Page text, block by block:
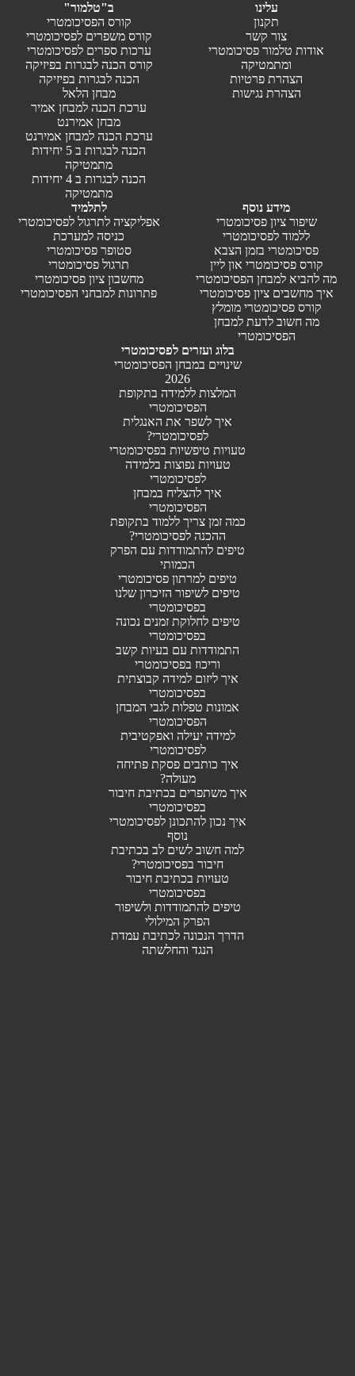
עלינו
תקנון
צור קשר
אודות טלמור פסיכומטרי
ומתמטיקה
הצהרת פרטיות
הצהרת נגישות
ב"טלמור"
קורס הפסיכומטרי
קורס משפרים לפסיכומטרי
ערכות ספרים לפסיכומטרי
קורס הכנה לבגרות בפיזיקה
הכנה לבגרות בפיזיקה
מבחן הלאל
ערכת הכנה למבחן אמיר
מבחן אמירנט
ערכת הכנה למבחן אמירנט
הכנה לבגרות ב 5 יחידות
מתמטיקה
הכנה לבגרות ב 4 יחידות
מתמטיקה
מידע נוסף
שיפור ציון פסיכומטרי
ללמוד לפסיכומטרי
פסיכומטרי בזמן הצבא
קורס פסיכומטרי און ליין
מה להביא למבחן הפסיכומטרי
איך מחשבים ציון פסיכומטרי
קורס פסיכומטרי מומלץ
מה חשוב לדעת למבחן
הפסיכומטרי
לתלמיד
אפליקציה לתרגול לפסיכומטרי
כניסה למערכת
סטופר פסיכומטרי
תרגול פסיכומטרי
מחשבון ציון פסיכומטרי
פתרונות למבחני הפסיכומטרי
בלוג ועזרים לפסיכומטרי
שינויים במבחן הפסיכומטרי
2026
המלצות ללמידה בתקופת
הפסיכומטרי
איך לשפר את האנגלית
לפסיכומטרי?
טעויות טיפשיות בפסיכומטרי
טעויות נפוצות בלמידה
לפסיכומטרי
איך להצליח במבחן
הפסיכומטרי
כמה זמן צריך ללמוד בתקופת
ההכנה לפסיכומטרי?
טיפים להתמודדות עם הפרק
הכמותי
טיפים למרתון פסיכומטרי
טיפים לשיפור הזיכרון שלנו
בפסיכומטרי
טיפים לחלוקת זמנים נכונה
בפסיכומטרי
התמודדות עם בעיות קשב
וריכוז בפסיכומטרי
איך ליזום למידה קבוצתית
בפסיכומטרי
אמונות טפלות לגבי המבחן
הפסיכומטרי
למידה יעילה ואפקטיבית
לפסיכומטרי
איך כותבים פסקת פתיחה
מעולה?
איך משתפרים בכתיבת חיבור
בפסיכומטרי
איך נכון להתכונן לפסיכומטרי
נוסף
למה חשוב לשים לב בכתיבת
חיבור בפסיכומטרי?
טעויות בכתיבת חיבור
בפסיכומטרי
טיפים להתמודדות ולשיפור
הפרק המילולי
הדרך הנכונה לכתיבת עמדת
הנגד והחלשתה